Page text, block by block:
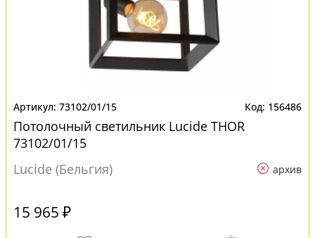
73102/01/15 156486
Потолочный светильник Lucide THOR
73102/01/15
Lucide (Бельгия)
архив
15 965 ₽